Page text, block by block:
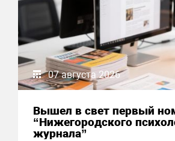
07 августа 2026
Вышел в свет первый
“Нижегородского
журнала”